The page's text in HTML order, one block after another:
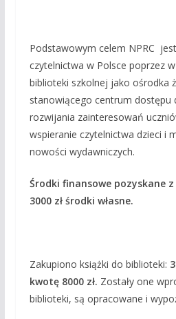
Podstawowym celem NPRC
czytelnictwa w Polsce poprzez
biblioteki szkolnej jako ośrodka
stanowiącego centrum dostępu
rozwijania zainteresowań
wspieranie czytelnictwa dzieci i
nowości wydawniczych.
Środki finansowe pozyskane z
3000 zł środki własne.
Zakupiono książki do biblioteki:
kwotę 8000 zł. Zostały one
biblioteki, są opracowane i